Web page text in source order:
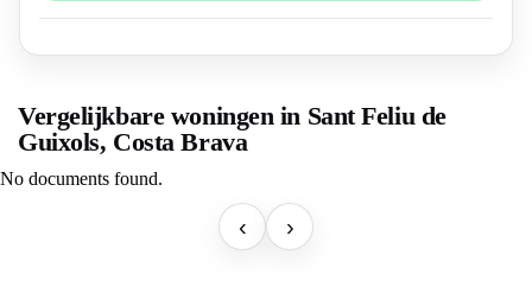
Vergelijkbare woningen in Sant Feliu de
Guixols, Costa Brava
No documents found.
‹ ›